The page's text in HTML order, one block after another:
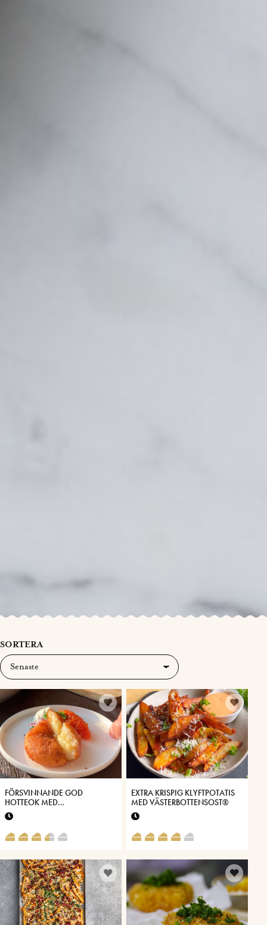
SORTERA
FÖRSVINNANDE GOD
HOTTEOK MED
VÄSTERBOTTENSOST®
EXTRA KRISPIG KLYFTPOTATIS
MED VÄSTERBOTTENSOST®